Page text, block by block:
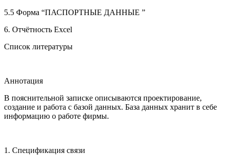
5.5 Форма “ПАСПОРТНЫЕ ДАННЫЕ ”
6. Отчётность Excel
Список литературы
Аннотация
В пояснительной записке описываются проектирование,
создание и работа с базой данных. База данных хранит в себе
информацию о работе фирмы.
1. Спецификация связи